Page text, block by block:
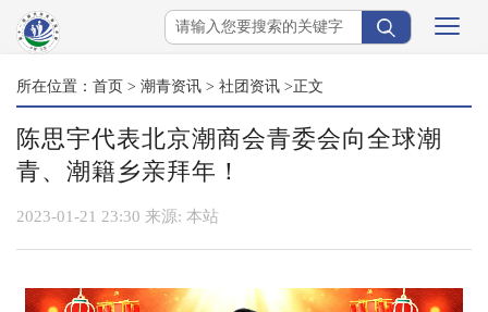
所在位置： 首页 > 潮青资讯 > 社团资讯 >正文
陈思宇代表北京潮商会青委会向全球潮
青、潮籍乡亲拜年！
2023-01-21 23:30 来源: 本站